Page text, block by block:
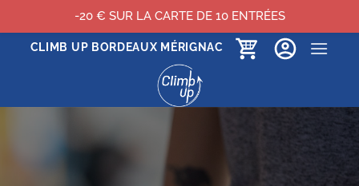
PasserCLIMB UP BORDEAUX MÉRIGNAC
-20 € SUR LA CARTE DE 10 ENTRÉES